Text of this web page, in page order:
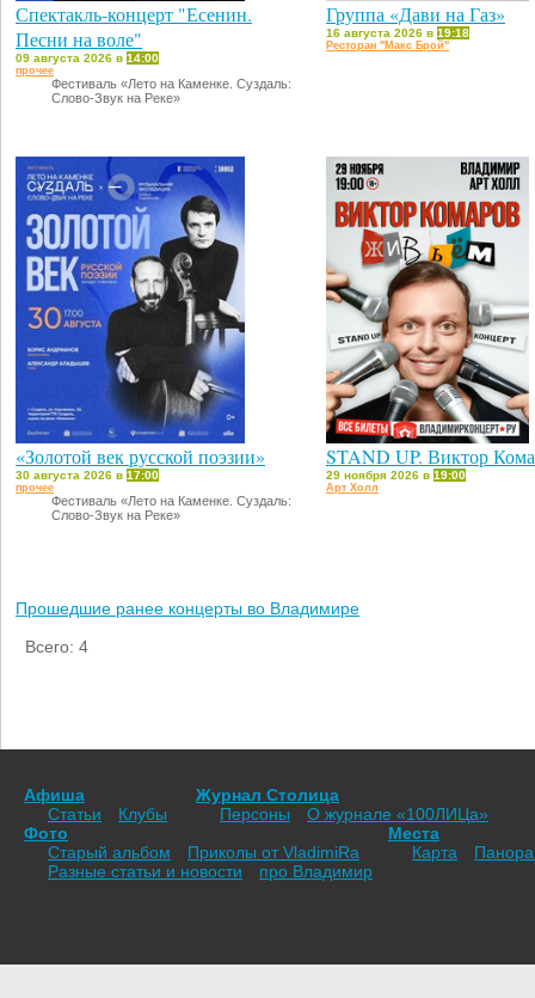
Спектакль-концерт "Есенин.
Песни на воле"
09 августа 2026 в 14:00
прочее
Фестиваль «Лето на Каменке. Суздаль:
Слово-Звук на Реке»
Группа «Дави на Газ»
16 августа 2026 в 19:18
Ресторан "Макс Брой"
«Золотой век русской поэзии»
30 августа 2026 в 17:00
прочее
Фестиваль «Лето на Каменке. Суздаль:
Слово-Звук на Реке»
STAND UP. Виктор
29 ноября 2026 в 19:00
Арт Холл
Прошедшие ранее концерты во Владимире
Всего: 4
Афиша
Статьи
Клубы
Журнал Столица
Персоны
О журнале «100ЛИЦа»
Фото
Старый альбом
Приколы от VladimiRа
Места
Карта
Разные статьи и новости
про Владимир